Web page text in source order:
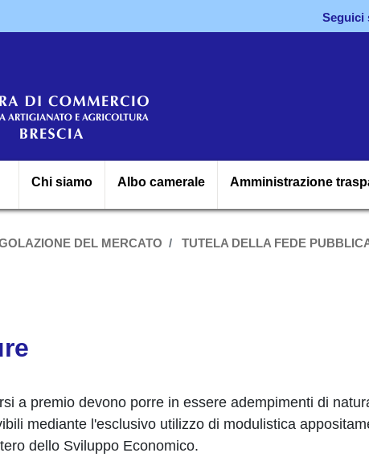
Salta
al
Seguici
Chi siamo Albo camerale Amministrazione
DEL MERCATO TUTELA DELLA FEDE
a premio devono porre in essere adempimenti di
mediante l'esclusivo utilizzo di modulistica
dello Sviluppo Economico.